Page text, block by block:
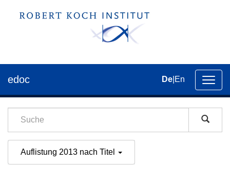
der
edoc De En
Auflistung 2013 nach Titel